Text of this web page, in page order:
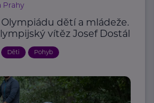
Prahy
Olympiádu dětí a mládeže.
vítěz Josef Dostál
Děti Pohyb